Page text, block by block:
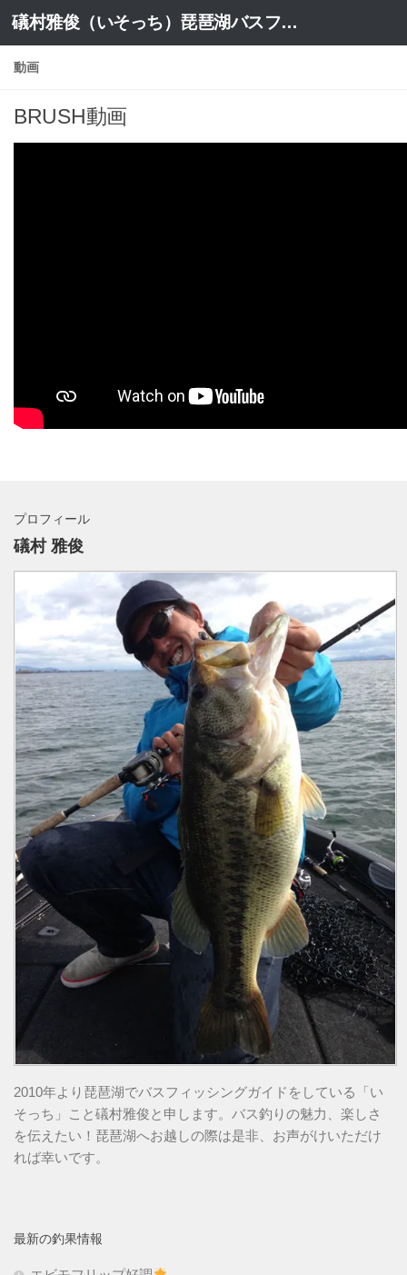
コンテンツへスキップ 礒村雅俊（いそっち）琵琶湖バスフィッシングガイドブログ
動画
BRUSH動画
プロフィール
礒村 雅俊
2010年より琵琶湖でバスフィッシングガイドをしている「い
そっち」こと礒村雅俊と申します。バス釣りの魅力、楽しさ
を伝えたい！琵琶湖へお越しの際は是非、お声がけいただけ
れば幸いです。
最新の釣果情報